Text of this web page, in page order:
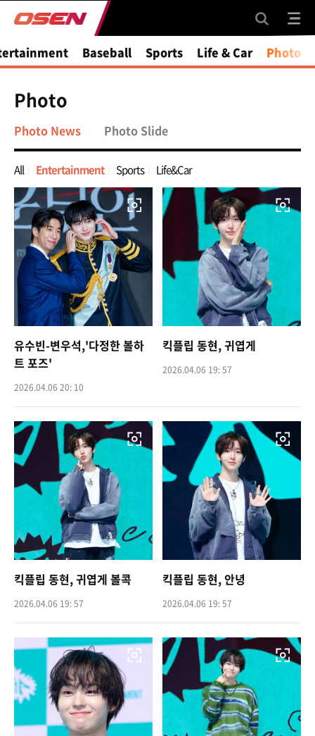
Baseball Sports Life & Car Photo
Photo
Photo News Photo Slide
All Entertainment Sports Life&Car
유수빈-변우석,'다정한 볼하
트 포즈'
2026.04.06 20: 10
킥플립 동현, 귀엽게
2026.04.06 19: 57
킥플립 동현, 귀엽게 볼콕
2026.04.06 19: 57
킥플립 동현, 안녕
2026.04.06 19: 57